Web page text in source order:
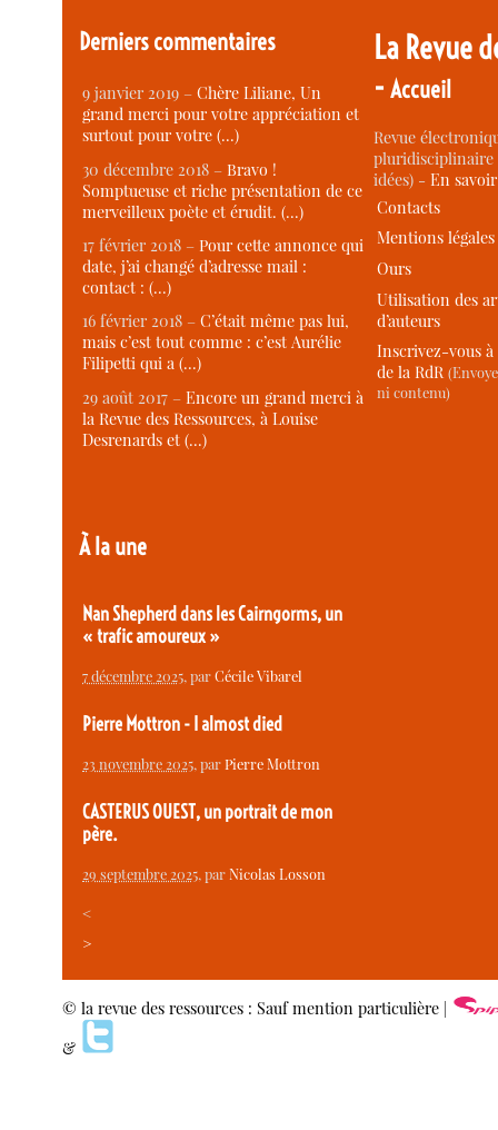
Derniers commentaires
9 janvier 2019 –Chère Liliane, Un
grand merci pour votre appréciation et
surtout pour votre (…)
30 décembre 2018 –Bravo !
Somptueuse et riche présentation de ce
merveilleux poète et érudit. (…)
17 février 2018 –Pour cette annonce qui
date, j’ai changé d’adresse mail :
contact : (…)
16 février 2018 –C’était même pas lui,
mais c’est tout comme : c’est Aurélie
Filipetti qui a (…)
29 août 2017 –Encore un grand merci à
la Revue des Ressources, à Louise
Desrenards et (…)
À la une
Nan Shepherd dans les Cairngorms, un
« trafic amoureux »
7 décembre 2025, parCécile Vibarel
Pierre Mottron - I almost died
23 novembre 2025, parPierre Mottron
CASTERUS OUEST, un portrait de mon
père.
29 septembre 2025, parNicolas Losson
<
>
La Revue
-Accueil
Revue
idées) -En
Contacts
Mentions légales
Ours
Utilisation des
d’auteurs
Inscrivez-vous
de la RdR
ni contenu)
© la revue des ressources : Sauf mention particulière |
&